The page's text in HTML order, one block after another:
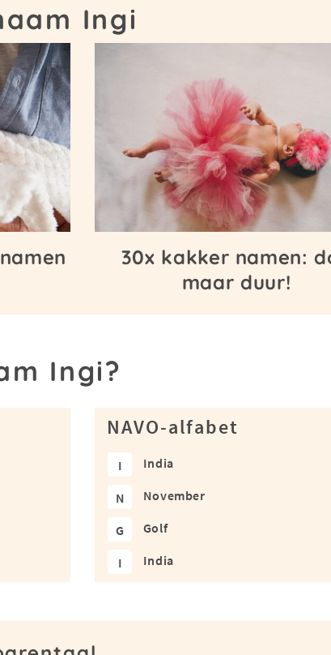
Ingi
30x kakker namen:
maar duur!
Ingi?
NAVO-alfabet
I India
N November
G Golf
I India